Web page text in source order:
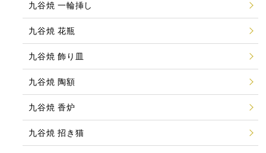
九谷焼 一輪挿し
九谷焼 花瓶
九谷焼 飾り皿
九谷焼 陶額
九谷焼 香炉
九谷焼 招き猫